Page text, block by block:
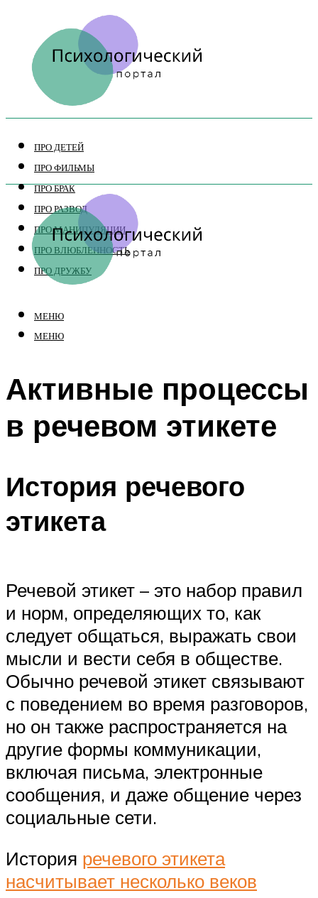
ПРО ДЕТЕЙ
ПРО ФИЛЬМЫ
ПРО БРАК
ПРО РАЗВОД
ПРО МАНИПУЛЯЦИИ
ПРО ВЛЮБЛЕННОСТЬ
ПРО ДРУЖБУ
МЕНЮ
МЕНЮ
Активные процессы
в речевом этикете
История речевого
этикета
Речевой этикет – это набор правил
и норм, определяющих то, как
следует общаться, выражать свои
мысли и вести себя в обществе.
Обычно речевой этикет связывают
с поведением во время разговоров,
но он также распространяется на
другие формы коммуникации,
включая письма, электронные
сообщения, и даже общение через
социальные сети.
История речевого этикета
насчитывает несколько веков